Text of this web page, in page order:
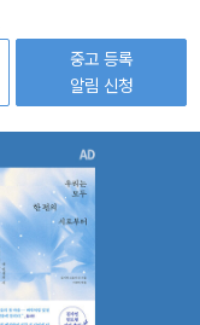
중고 등록
알림 신청